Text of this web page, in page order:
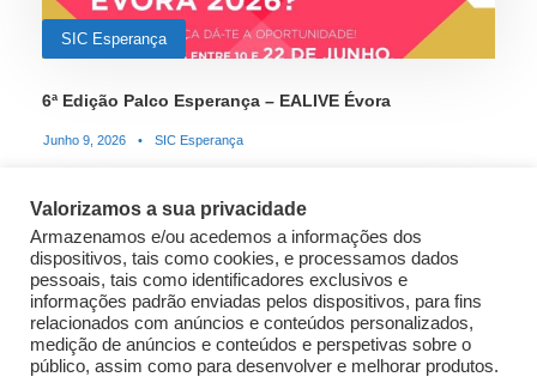
SIC Esperança
6ª Edição Palco Esperança – EALIVE Évora
Junho 9, 2026 • SIC Esperança
STICKY POST
Valorizamos a sua privacidade
Armazenamos e/ou acedemos a informações dos
dispositivos, tais como cookies, e processamos dados
pessoais, tais como identificadores exclusivos e
informações padrão enviadas pelos dispositivos, para fins
relacionados com anúncios e conteúdos personalizados,
medição de anúncios e conteúdos e perspetivas sobre o
público, assim como para desenvolver e melhorar produtos.